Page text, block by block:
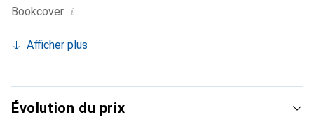
Bookcover i
Afficher plus
Évolution du prix